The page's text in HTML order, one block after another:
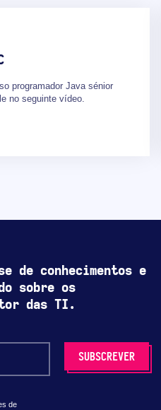
programador Java sénior
no seguinte vídeo.
de conhecimentos e
sobre os
das TI.
de